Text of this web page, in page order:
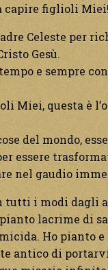
capire figlioli Miei!
Celeste per
Gesù.
e sempre
Miei, questa è
del mondo,
essere
nel gaudio
tutti i modi dagli
lacrime di
Ho pianto
antico di